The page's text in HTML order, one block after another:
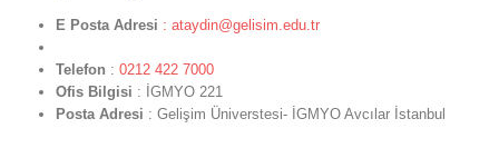
E Posta Adresi : ataydin@gelisim.edu.tr
Telefon : 0212 422 7000
Ofis Bilgisi : İGMYO 221
Posta Adresi : Gelişim Üniverstesi- İGMYO Avcılar İstanbul